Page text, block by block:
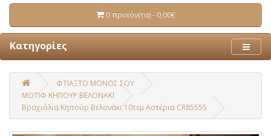
0 προϊόν(τα) - 0,00€
Κατηγορίες
ΦΤΙΑΞΤΟ ΜΟΝΟΣ ΣΟΥ
ΜΟΤΙΦ ΚΗΠΟΥΡ ΒΕΛΟΝΑΚΙ
Βραχιόλια Κηπούρ Βελονάκι 10τεμ Αστέρια CR8555S